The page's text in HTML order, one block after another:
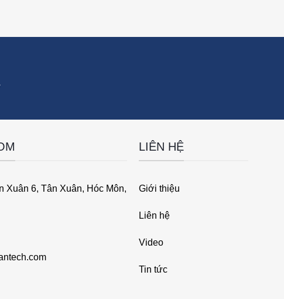
6, Tân Xuân, Hóc Môn,
LIÊN HỆ
Giới thiệu
Liên hệ
Video
Tin tức